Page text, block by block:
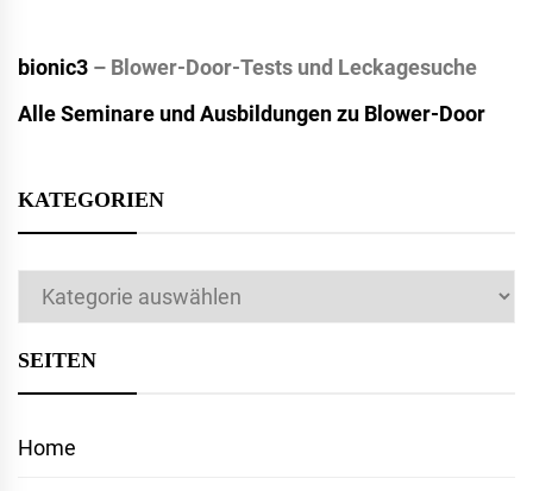
bionic3 – Blower-Door-Tests und Leckagesuche
Alle Seminare und Ausbildungen zu Blower-Door
KATEGORIEN
Kategorien
SEITEN
Home